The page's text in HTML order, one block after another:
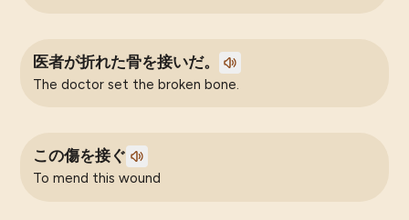
医者が折れた骨を接いだ。
The doctor set the broken bone.
この傷を接ぐ
To mend this wound